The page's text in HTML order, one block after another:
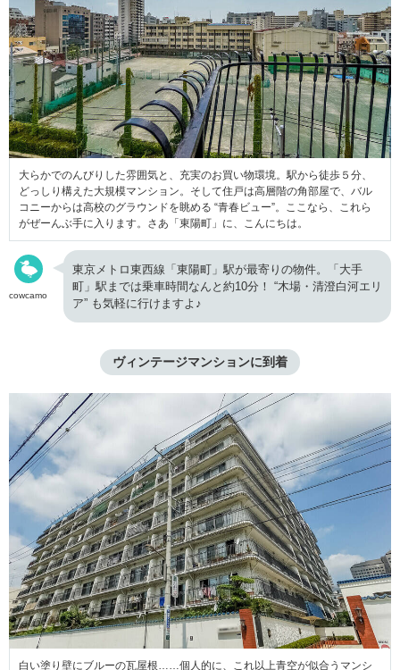
大らかでのんびりした雰囲気と、充実のお買い物環境。駅から徒歩５分、
どっしり構えた大規模マンション。そして住戸は高層階の角部屋で、バル
コニーからは高校のグラウンドを眺める “青春ビュー”。ここなら、これら
がぜーんぶ手に入ります。さあ「東陽町」に、こんにちは。
cowcamo
東京メトロ東西線「東陽町」駅が最寄りの物件。「大手
町」駅までは乗車時間なんと約10分！ “木場・清澄白河エリ
ア” も気軽に行けますよ♪
ヴィンテージマンションに到着
白い塗り壁にブルーの瓦屋根……個人的に、これ以上青空が似合うマンシ